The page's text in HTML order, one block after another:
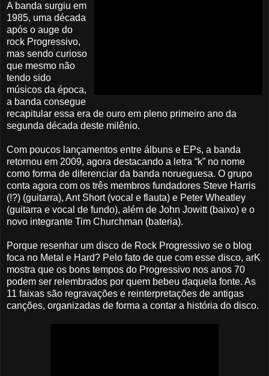
A banda surgiu em
1985, uma década
após o auge do
rock Progressivo,
mas sendo curioso
que mesmo não
tendo sido
músicos da época,
a banda consegue
recapitular essa era de ouro em pleno primeiro ano da
segunda década deste milênio.
Com poucos lançamentos entre álbuns e EPs, a banda
retornou em 2009, agora destacando a letra “k” no nome
como forma de diferenciar da banda norueguesa. O grupo
conta agora com os três membros fundadores Steve Harris
(!?) (guitarra), Ant Short (vocal e flauta) e Peter Wheatley
(guitarra e vocal de fundo), além de John Jowitt (baixo) e o
novo integrante Tim Churchman (bateria).
Porque resenhar um disco de Rock Progressivo se o blog
foca no Metal e Hard? Pelo fato de que com esse disco, arK
mostra que os bons tempos do Progressivo nos anos 70
podem ser relembrados por quem bebeu daquela fonte. As
11 faixas são regravações e reinterpretações de antigas
canções, organizadas de forma a contar a história do disco.